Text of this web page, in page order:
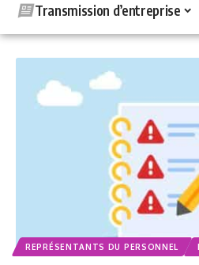
Transmission d’entreprise
REPRÉSENTANTS DU PERSONNEL